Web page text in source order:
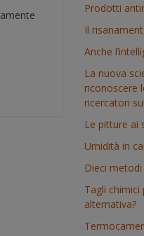
Prodotti
Il
Anche
La nuova
riconoscere
ricercatori
Le pitture ai
Umidità in
Dieci
Tagli chimici
alternativa?